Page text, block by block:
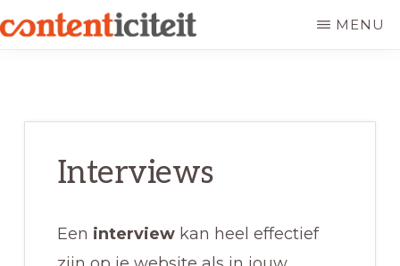
Door
Spring
content.
MENU
Interviews
Een interviewkan heel effectief